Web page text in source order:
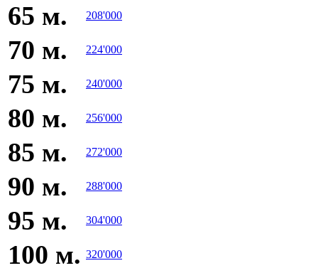
65 м. 208'000
70 м. 224'000
75 м. 240'000
80 м. 256'000
85 м. 272'000
90 м. 288'000
95 м. 304'000
100 м. 320'000